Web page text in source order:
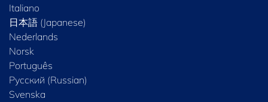
Italiano
日本語 (Japanese)
Nederlands
Norsk
Português
Русский (Russian)
Svenska